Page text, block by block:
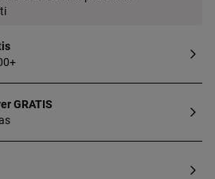
GRATIS